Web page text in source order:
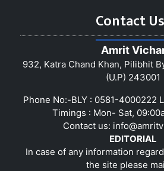
Contact Us
Amrit
932, Katra Chand Khan, Pilibhit
(U.P) 243001
Phone No:-BLY : 0581-4000222
Timings : Mon- Sat,
Contact us:
EDITORIAL
In case of any information
the site please